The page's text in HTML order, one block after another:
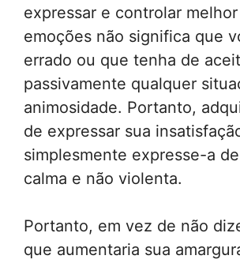
expressar e controlar
emoções não significa que
errado ou que tenha de
passivamente qualquer
animosidade. Portanto,
de expressar sua
simplesmente expresse-a
calma e não violenta.
Portanto, em vez de não
que aumentaria sua